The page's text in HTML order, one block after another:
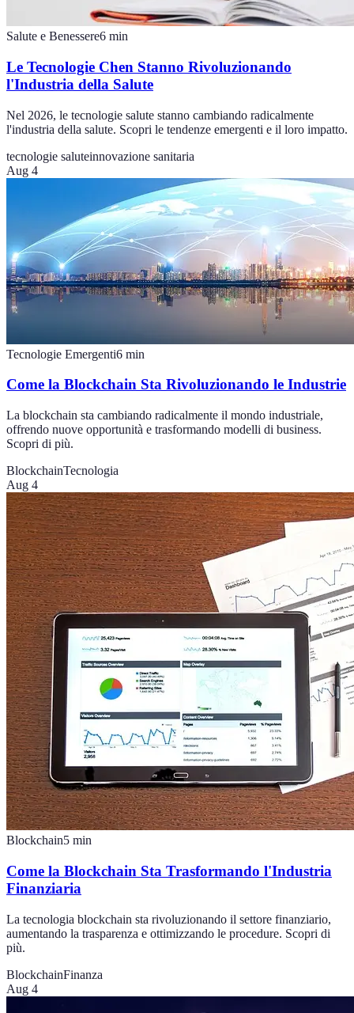
Salute e Benessere6 min
Le Tecnologie Chen Stanno Rivoluzionando
l'Industria della Salute
Nel 2026, le tecnologie salute stanno cambiando radicalmente
l'industria della salute. Scopri le tendenze emergenti e il loro impatto.
tecnologie saluteinnovazione sanitaria
Aug 4
Tecnologie Emergenti6 min
Come la Blockchain Sta Rivoluzionando le Industrie
La blockchain sta cambiando radicalmente il mondo industriale,
offrendo nuove opportunità e trasformando modelli di business.
Scopri di più.
BlockchainTecnologia
Aug 4
Blockchain5 min
Come la Blockchain Sta Trasformando l'Industria
Finanziaria
La tecnologia blockchain sta rivoluzionando il settore finanziario,
aumentando la trasparenza e ottimizzando le procedure. Scopri di
più.
BlockchainFinanza
Aug 4